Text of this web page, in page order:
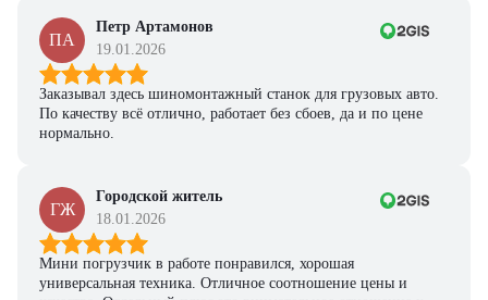
ПА
Петр Артамонов
19.01.2026
Заказывал здесь шиномонтажный станок для грузовых авто.
По качеству всё отлично, работает без сбоев, да и по цене
нормально.
ГЖ
Городской житель
18.01.2026
Мини погрузчик в работе понравился, хорошая
универсальная техника. Отличное соотношение цены и